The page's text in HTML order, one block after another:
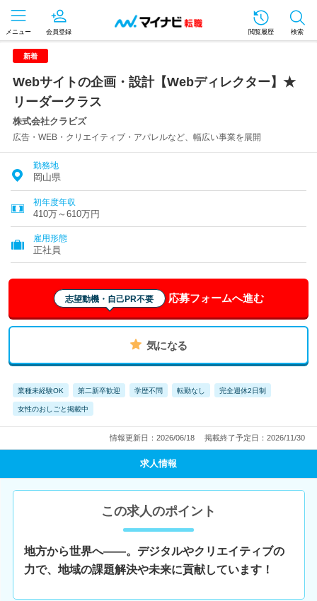
メニュー 会員登録 閲覧履歴 検索
新着
Webサイトの企画・設計【Webディレクター】★
リーダークラス
株式会社クラビズ
広告・WEB・クリエイティブ・アパレルなど、幅広い事業を展開
勤務地
岡山県
初年度年収
410万～610万円
雇用形態
正社員
志望動機・自己PR不要 応募フォームへ進む
気になる
業種未経験OK 第二新卒歓迎 学歴不問 転勤なし 完全週休2日制
女性のおしごと掲載中
情報更新日：2026/06/18 掲載終了予定日：2026/11/30
求人情報
この求人のポイント
地方から世界へ――。デジタルやクリエイティブの
力で、地域の課題解決や未来に貢献しています！